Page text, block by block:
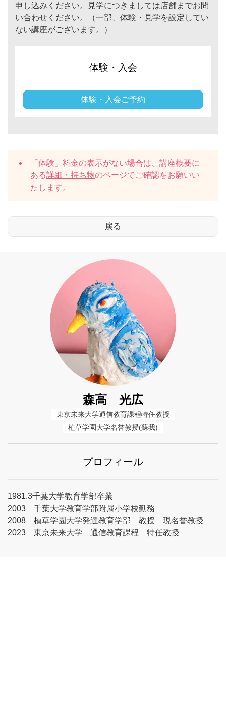
申し込みください。見学につきましては店舗までお問
い合わせください。（一部、体験・見学を設定してい
ない講座がございます。）
体験・入会
体験・入会ご予約
「体験」料金の表示がない場合は、講座概要に
ある詳細・持ち物のページでご確認をお願いい
たします。
森高 光広
東京未来大学通信教育課程特任教授
植草学園大学名誉教授(蘇我)
プロフィール
1981.3千葉大学教育学部卒業
2003 千葉大学教育学部附属小学校勤務
2008 植草学園大学発達教育学部 教授 現名誉教授
2023 東京未来大学 通信教育課程 特任教授